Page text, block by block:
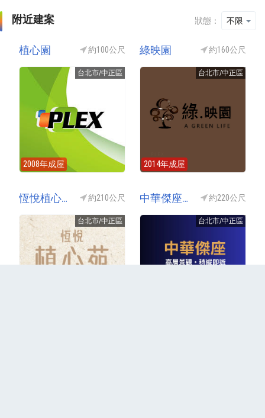
附近建案 狀態： 不限
植心園 約100公尺
台北市/中正區
2008年成屋
綠映園 約160公尺
台北市/中正區
2014年成屋
恆悅植心苑(恆悦植心苑) 約210公尺
台北市/中正區
中華傑座甄豪宅(中華傑座-甄豪宅/中華傑座I期-甄豪宅) 約220公尺
台北市/中正區